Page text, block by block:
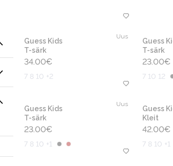
Uus
Guess Kids
T-särk
34.00€
7 8 10 +2
Guess
T-särk
23.00€
7 10 12
Uus
Guess Kids
T-särk
23.00€
7 8 10 +1
Guess
Kleit
42.00€
7 8 10 +1